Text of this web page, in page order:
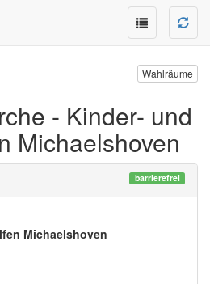
Wahlräume
- Kinder- und
Michaelshoven
barrierefrei
Michaelshoven